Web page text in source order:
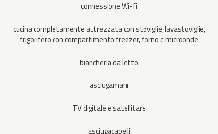
connessione Wi-fi
cucina completamente attrezzata con stoviglie, lavastoviglie,
frigorifero con compartimento freezer, forno o microonde
biancheria da letto
asciugamani
TV digitale e satellitare
asciugacapelli